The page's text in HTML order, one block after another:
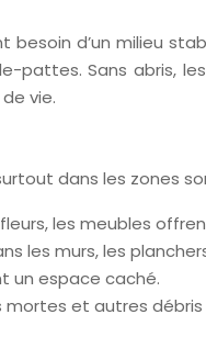
besoin d’un milieu
pattes. Sans abris,
vie.
dans les zones
les meubles
les murs, les
un espace caché.
mortes et autres